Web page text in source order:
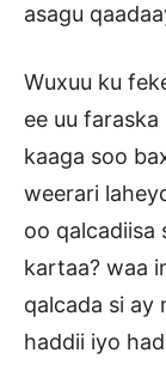
asagu
Wuxuu ku
ee uu
kaaga soo
weerari
oo qalcadiisa
kartaa? waa
qalcada si ay
haddii iyo